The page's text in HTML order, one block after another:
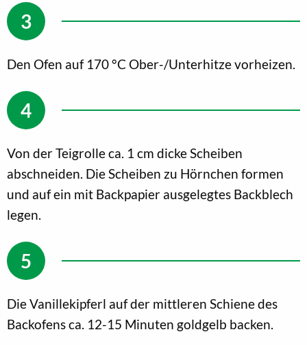
Den Ofen auf 170 °C Ober-/Unterhitze vorheizen.
Von der Teigrolle ca. 1 cm dicke Scheiben
abschneiden. Die Scheiben zu Hörnchen formen
und auf ein mit Backpapier ausgelegtes Backblech
legen.
Die Vanillekipferl auf der mittleren Schiene des
Backofens ca. 12-15 Minuten goldgelb backen.